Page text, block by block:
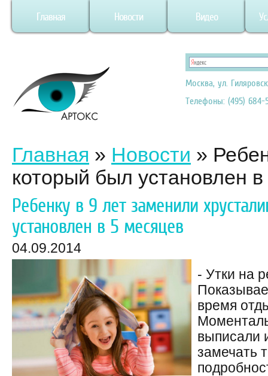
Главная Новости Видео
Москва, ул.
Телефоны: (495) 684-
Главная » Новости »
который был установлен
Ребенку в 9 лет заменили
установлен в 5 месяцев
04.09.2014
- Утки на
время
выписали
замечать